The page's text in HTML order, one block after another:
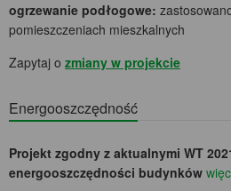
ogrzewanie podłogowe:
pomieszczeniach mieszkalnych
Zapytaj o zmiany w projekcie
Energooszczędność
Projekt zgodny z aktualnymi WT
energooszczędności budynków